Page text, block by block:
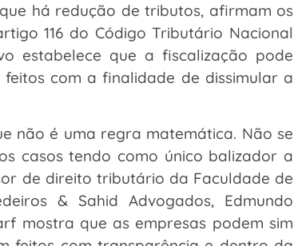
há redução de tributos, afirmam os
116 do Código Tributário Nacional
estabelece que a fiscalização pode
com a finalidade de dissimular a
não é uma regra matemática. Não se
casos tendo como único balizador a
de direito tributário da Faculdade de
& Sahid Advogados, Edmundo
mostra que as empresas podem sim